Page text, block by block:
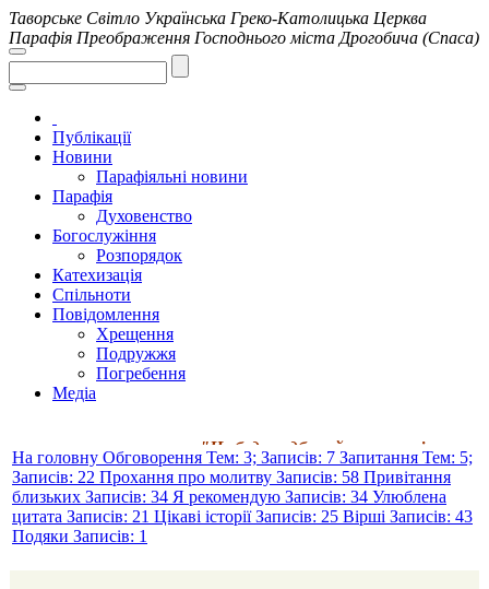
Таворське Світло Українська Греко-Католицька Церква
Парафія Преображення Господнього міста Дрогобича (Спаса)
Публікації
Новини
Парафіяльні новини
Парафія
Духовенство
Богослужіння
Розпорядок
Катехизація
Спільноти
Повідомлення
Хрещення
Подружжя
Погребення
Медіа
"Не будь недбалий у молитві; не
На головну Обговорення Тем: 3; Записів: 7 Запитання Тем: 5;
Записів: 22 Прохання про молитву Записів: 58 Привітання
близьких Записів: 34 Я рекомендую Записів: 34 Улюблена
цитата Записів: 21 Цікаві історії Записів: 25 Вірші Записів: 43
Подяки Записів: 1